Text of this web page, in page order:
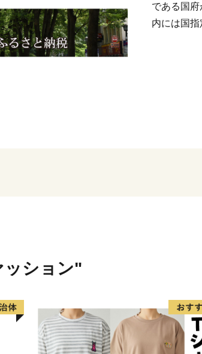
である国
内には国
し、歴史
音に心が
天然記念
ておりま
半世紀以
核的都市
の人で賑わ
【東京競
国内最大
ッション"